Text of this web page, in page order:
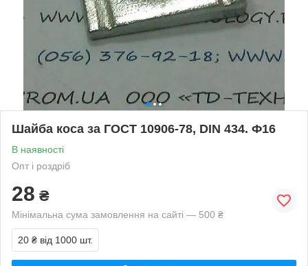
Шайба коса за ГОСТ 10906-78, DIN 434. Ф16
В наявності
Опт і роздріб
28 ₴
Мінімальна сума замовлення на сайті — 500 ₴
20 ₴ від 1000 шт.